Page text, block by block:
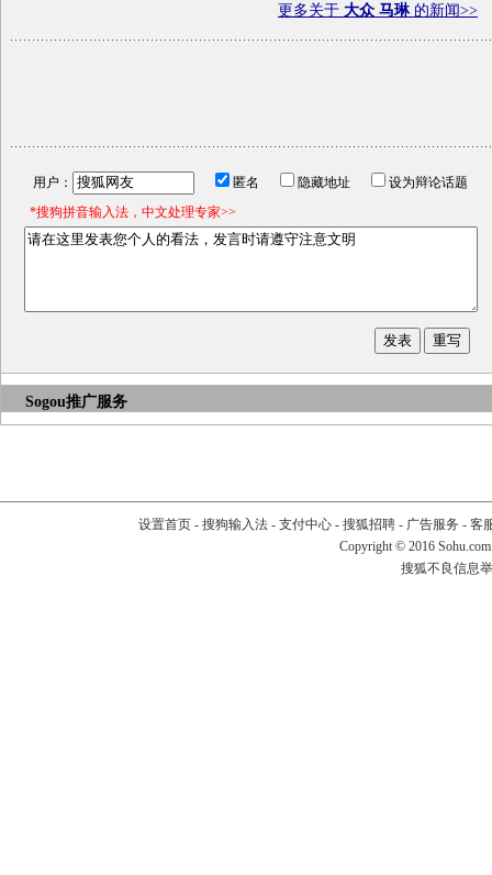
更多关于 大众 马琳的新闻>>
用户： 匿名 隐藏地址
设为辩论话题
*搜狗拼音输入法，中文处理专家>>
Sogou推广服务
设置首页- 搜狗输入法- 支付中心- 搜狐招聘- 广告服务 - 客
Copyright © 2016
搜狐不良信息